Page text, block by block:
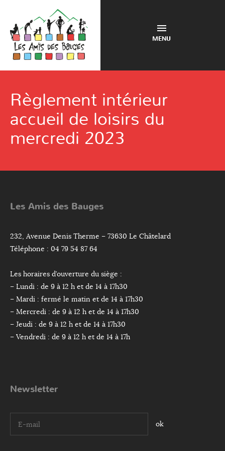
MENU
Règlement intérieur
accueil de loisirs du
mercredi 2023
Les Amis des Bauges
232, Avenue Denis Therme – 73630 Le Châtelard
Téléphone : 04 79 54 87 64
Les horaires d’ouverture du siège :
– Lundi : de 9 à 12 h et de 14 à 17h30
– Mardi : fermé le matin et de 14 à 17h30
– Mercredi : de 9 à 12 h et de 14 à 17h30
– Jeudi : de 9 à 12 h et de 14 à 17h30
– Vendredi : de 9 à 12 h et de 14 à 17h
Newsletter
I agree terms and conditions.*